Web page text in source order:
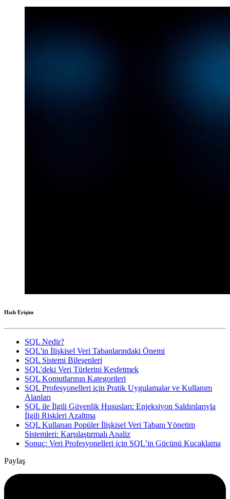
Hızlı Erişim
SQL Nedir?
SQL'in İlişkisel Veri Tabanlarındaki Önemi
SQL Sistemi Bileşenleri
SQL'deki Veri Türlerini Keşfetmek
SQL Komutlarının Kategorileri
SQL Profesyonelleri için Pratik Uygulamalar ve Kullanım
Alanları
SQL ile İlgili Güvenlik Hususları: Enjeksiyon Saldırılarıyla
İlgili Riskleri Azaltma
SQL Kullanan Popüler İlişkisel Veri Tabanı Yönetim
Sistemleri: Karşılaştırmalı Analiz
Sonuç: Veri Profesyonelleri için SQL’in Gücünü Kucaklama
Paylaş